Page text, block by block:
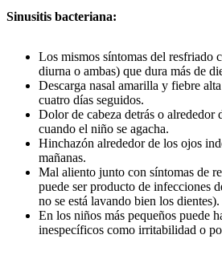
Sinusitis bacteriana:
Los mismos síntomas del resfriado
diurna o ambas) que dura más de
Descarga nasal amarilla y fiebre
cuatro días seguidos.
Dolor de cabeza detrás o alrededor
cuando el niño se agacha.
Hinchazón alrededor de los ojos
mañanas.
Mal aliento junto con síntomas de
puede ser producto de infecciones
no se está lavando bien los dientes).
En los niños más pequeños puede
inespecíficos como irritabilidad o